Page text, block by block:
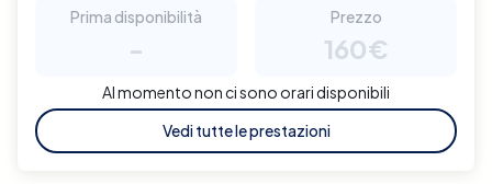
Prima disponibilità
-
Prezzo
160€
Al momento non ci sono orari disponibili
Vedi tutte le prestazioni